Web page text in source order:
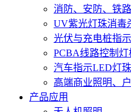
消防、安防、铁
UV紫光灯珠消毒
光伏与充电桩指
PCBA线路控制灯
汽车指示LED灯珠
高端商业照明、
产品应用